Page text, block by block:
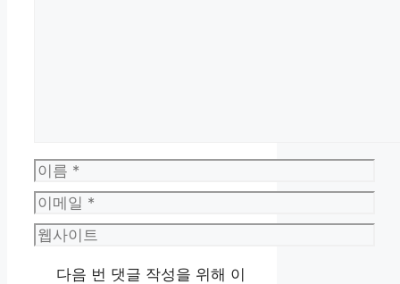
이
름
이
메
웹
다음 번 댓글 작성을 위해 이